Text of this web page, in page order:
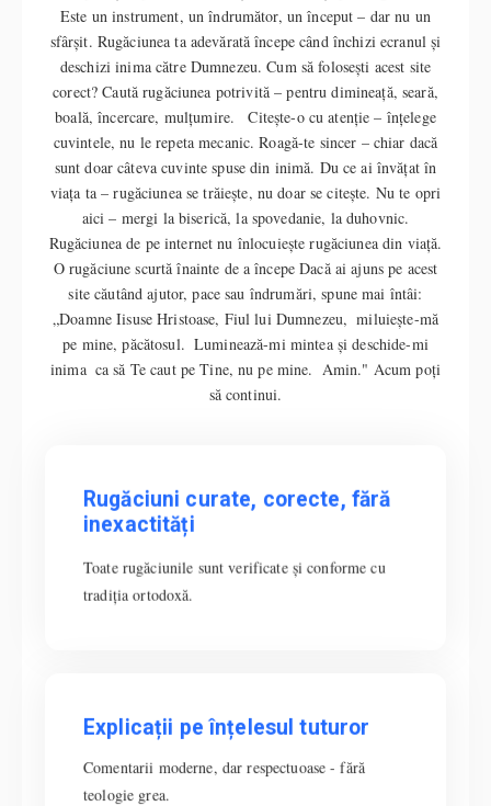
Este un instrument, un îndrumător, un început – dar nu un
sfârșit. Rugăciunea ta adevărată începe când închizi ecranul și
deschizi inima către Dumnezeu. Cum să folosești acest site
corect? Caută rugăciunea potrivită – pentru dimineață, seară,
boală, încercare, mulțumire. Citește-o cu atenție – înțelege
cuvintele, nu le repeta mecanic. Roagă-te sincer – chiar dacă
sunt doar câteva cuvinte spuse din inimă. Du ce ai învățat în
viața ta – rugăciunea se trăiește, nu doar se citește. Nu te opri
aici – mergi la biserică, la spovedanie, la duhovnic.
Rugăciunea de pe internet nu înlocuiește rugăciunea din viață.
O rugăciune scurtă înainte de a începe Dacă ai ajuns pe acest
site căutând ajutor, pace sau îndrumări, spune mai întâi:
„Doamne Iisuse Hristoase, Fiul lui Dumnezeu, miluiește-mă
pe mine, păcătosul. Luminează-mi mintea și deschide-mi
inima ca să Te caut pe Tine, nu pe mine. Amin." Acum poți
să continui.
Rugăciuni curate, corecte, fără
inexactități
Toate rugăciunile sunt verificate și conforme cu
tradiția ortodoxă.
Rugăciuni curate, corecte, fără
inexactități
Toate rugăciunile sunt verificate și conforme cu
Explicații pe înțelesul tuturor
Comentarii moderne, dar respectuoase - fără
teologie grea.
Explicații pe înțelesul tuturor
Comentarii moderne, dar respectuoase - fără teologie